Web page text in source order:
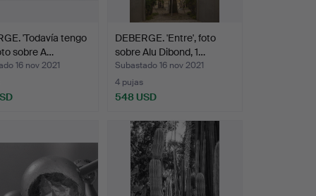
'Todavía tengo
sobre A…
16 nov 2021
DEBERGE. 'Entre', foto
sobre Alu Dibond, 1…
Subastado 16 nov 2021
4 pujas
548 USD